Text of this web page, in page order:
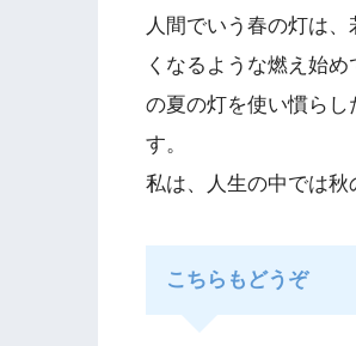
人間でいう春の灯は
くなるような燃え始
の夏の灯を使い慣ら
す。
私は、人生の中では秋
こちらもどうぞ